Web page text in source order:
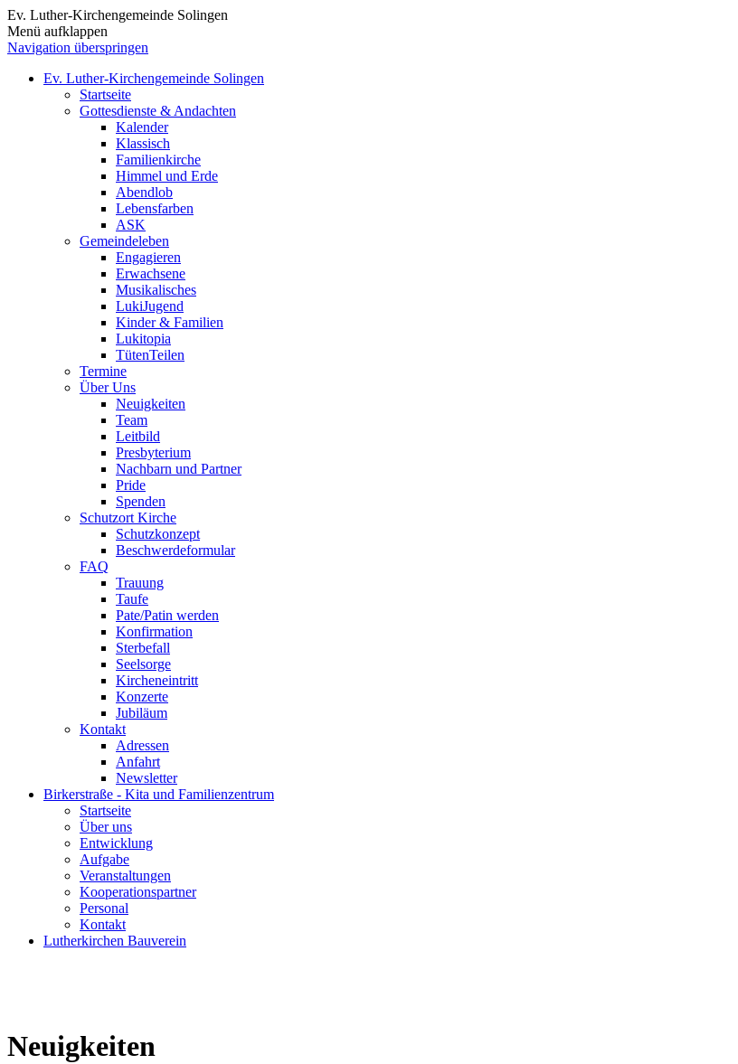
Ev. Luther-Kirchengemeinde Solingen
Menü aufklappen
Navigation überspringen
Ev. Luther-Kirchengemeinde Solingen
Startseite
Gottesdienste & Andachten
Kalender
Klassisch
Familienkirche
Himmel und Erde
Abendlob
Lebensfarben
ASK
Gemeindeleben
Engagieren
Erwachsene
Musikalisches
LukiJugend
Kinder & Familien
Lukitopia
TütenTeilen
Termine
Über Uns
Neuigkeiten
Team
Leitbild
Presbyterium
Nachbarn und Partner
Pride
Spenden
Schutzort Kirche
Schutzkonzept
Beschwerdeformular
FAQ
Trauung
Taufe
Pate/Patin werden
Konfirmation
Sterbefall
Seelsorge
Kircheneintritt
Konzerte
Jubiläum
Kontakt
Adressen
Anfahrt
Newsletter
Birkerstraße - Kita und Familienzentrum
Startseite
Über uns
Entwicklung
Aufgabe
Veranstaltungen
Kooperationspartner
Personal
Kontakt
Lutherkirchen Bauverein
Neuigkeiten